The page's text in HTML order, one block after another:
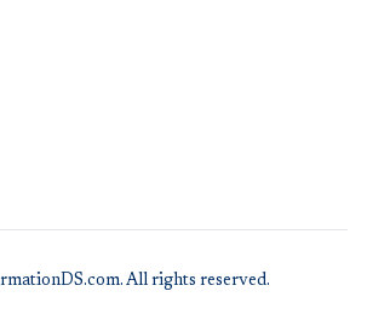
All rights reserved.